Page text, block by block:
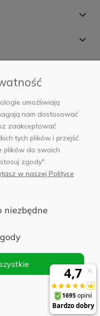
275
własnością:
Jerozolimskie 176, NIP
realizacja imodules
umożliwiają
nam dostosować
zaakceptować
tych plików i przejść
plików do swoich
zgody".
w naszej Polityce
niezbędne